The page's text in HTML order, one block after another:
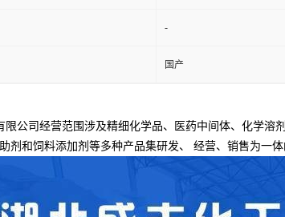
-
国产
限公司经营范围涉及精细化学品、医药中间体、化学
剂和饲料添加剂等多种产品集研发、
经营、销售为一体